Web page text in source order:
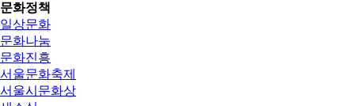
문화정책
일상문화
문화나눔
문화진흥
서울문화축제
서울시문화상